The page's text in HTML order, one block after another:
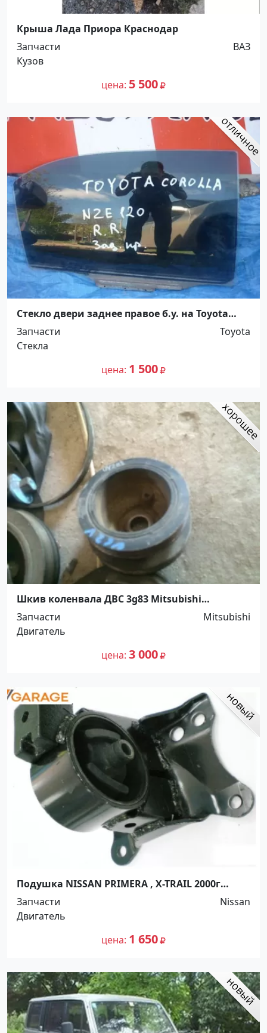
Крыша Лада Приора Краснодар
Запчасти
ВАЗ
Кузов
цена 5 500
Стекло двери заднее правое б.у. на Toyota
Corolla NZE121 седан Краснодар
Запчасти
Toyota
Стекла
цена 1 500
Шкив коленвала ДВС 3g83 Mitsubishi
Краснодар
Запчасти
Mitsubishi
Двигатель
цена 3 000
Подушка NISSAN PRIMERA , X-TRAIL 2000г
Краснодар
Запчасти
Nissan
Двигатель
цена 1 650